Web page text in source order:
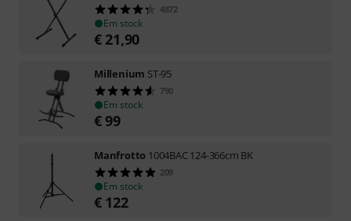
4872
Em stock
€ 21,90
Millenium ST-95
790
Em stock
€99
Manfrotto 1004BAC 124-366cm BK
209
Em stock
€ 122